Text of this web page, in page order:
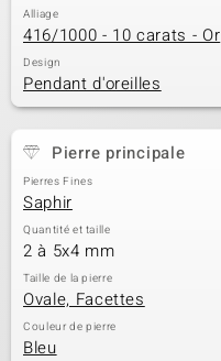
Alliage
416/1000 - 10 carats - Or
Design
Pendant d'oreilles
Pierre principale
Pierres Fines
Saphir
Quantité et taille
2 à 5x4 mm
Taille de la pierre
Ovale, Facettes
Couleur de pierre
Bleu